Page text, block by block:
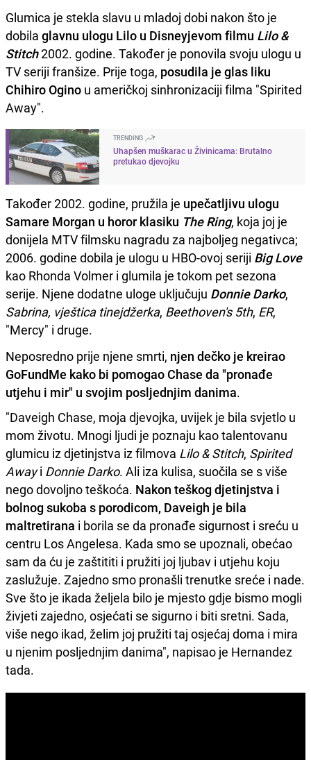
Glumica je stekla slavu u mladoj dobi nakon što je
dobila glavnu ulogu Lilo u Disneyjevom filmu Lilo &
Stitch2002. godine. Također je ponovila svoju ulogu u
TV seriji franšize. Prije toga, posudila je glas liku
Chihiro Ogino u američkoj sinhronizaciji filma "Spirited
Away".
TRENDING
Uhapšen muškarac u Živinicama: Brutalno
pretukao djevojku
Također 2002. godine, pružila je upečatljivu ulogu
Samare Morgan u horor klasiku The Ring, koja joj je
donijela MTV filmsku nagradu za najboljeg negativca;
2006. godine dobila je ulogu u HBO-ovoj seriji Big Love
kao Rhonda Volmer i glumila je tokom pet sezona
serije. Njene dodatne uloge uključuju Donnie Darko,
Sabrina, vještica tinejdžerka, Beethoven's 5th, ER,
"Mercy" i druge.
Neposredno prije njene smrti, njen dečko je kreirao
GoFundMe kako bi pomogao Chase da "pronađe
utjehu i mir" u svojim posljednjim danima.
"Daveigh Chase, moja djevojka, uvijek je bila svjetlo u
mom životu. Mnogi ljudi je poznaju kao talentovanu
glumicu iz djetinjstva iz filmova Lilo & Stitch, Spirited
Awayi Donnie Darko. Ali iza kulisa, suočila se s više
nego dovoljno teškoća. Nakon teškog djetinjstva i
bolnog sukoba s porodicom, Daveigh je bila
maltretirana i borila se da pronađe sigurnost i sreću u
centru Los Angelesa. Kada smo se upoznali, obećao
sam da ću je zaštititi i pružiti joj ljubav i utjehu koju
zaslužuje. Zajedno smo pronašli trenutke sreće i nade.
Sve što je ikada željela bilo je mjesto gdje bismo mogli
živjeti zajedno, osjećati se sigurno i biti sretni. Sada,
više nego ikad, želim joj pružiti taj osjećaj doma i mira
u njenim posljednjim danima", napisao je Hernandez
tada.